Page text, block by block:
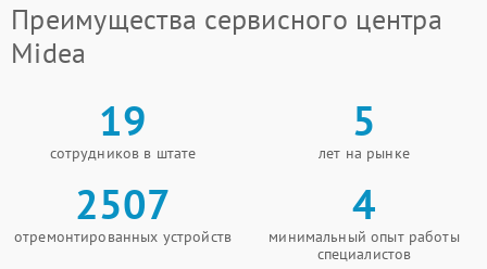
Преимущества сервисного центра
Midea
19
сотрудников в штате
5
лет на рынке
2507
отремонтированных устройств
4
минимальный опыт работы
специалистов